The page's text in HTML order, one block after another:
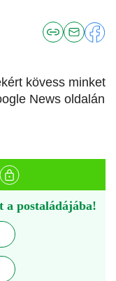
kövess minket
News oldalán
a postaládájába!